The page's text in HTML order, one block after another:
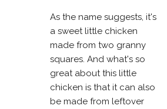
As the name suggests, it's
a sweet little chicken
made from two granny
squares. And what's so
great about this little
chicken is that it can also
be made from leftover